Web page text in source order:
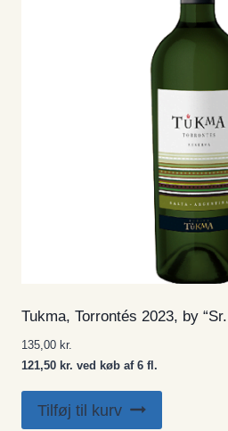
Tukma, Torrontés 2023, by
135,00 kr.
121,50 kr. ved køb af 6 fl.
Tilføj til kurv